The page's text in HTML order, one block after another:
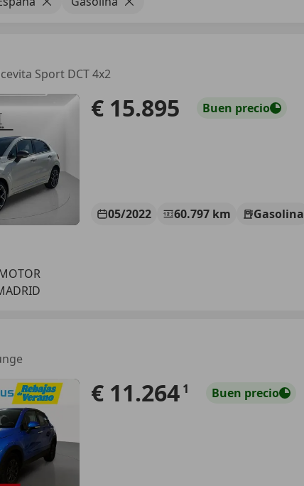
Sport DCT 4x2
€ 15.895 Buen precio
05/2022 60.797 km Gasolina
€ 11.264 1 Buen precio